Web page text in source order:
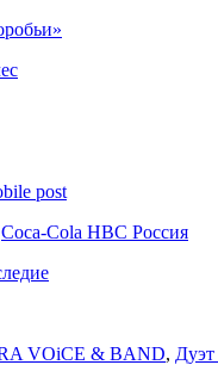
post
Coca-Cola HBC Россия
VOiCE & BAND,